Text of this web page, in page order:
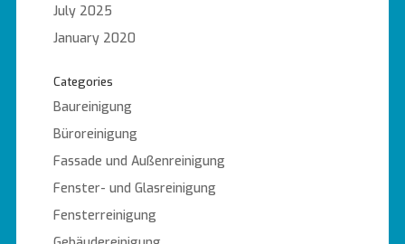
July 2025
January 2020
Categories
Baureinigung
Büroreinigung
Fassade und Außenreinigung
Fenster- und Glasreinigung
Fensterreinigung